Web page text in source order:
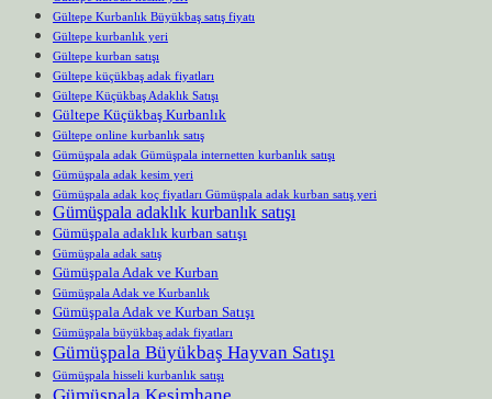
Gültepe Kurbanlık Büyükbaş satış fiyatı
Gültepe kurbanlık yeri
Gültepe kurban satışı
Gültepe küçükbaş adak fiyatları
Gültepe Küçükbaş Adaklık Satışı
Gültepe Küçükbaş Kurbanlık
Gültepe online kurbanlık satış
Gümüşpala adak Gümüşpala internetten kurbanlık satışı
Gümüşpala adak kesim yeri
Gümüşpala adak koç fiyatları Gümüşpala adak kurban satış yeri
Gümüşpala adaklık kurbanlık satışı
Gümüşpala adaklık kurban satışı
Gümüşpala adak satış
Gümüşpala Adak ve Kurban
Gümüşpala Adak ve Kurbanlık
Gümüşpala Adak ve Kurban Satışı
Gümüşpala büyükbaş adak fiyatları
Gümüşpala Büyükbaş Hayvan Satışı
Gümüşpala hisseli kurbanlık satışı